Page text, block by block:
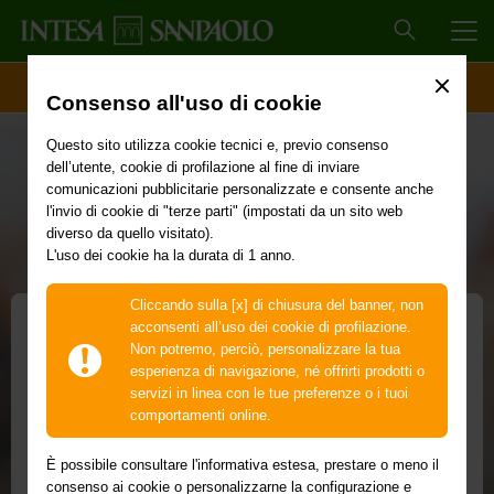
Consenso all'uso di cookie
Questo sito utilizza cookie tecnici e, previo consenso
dell’utente, cookie di profilazione al fine di inviare
comunicazioni pubblicitarie personalizzate e consente anche
l'invio di cookie di "terze parti" (impostati da un sito web
diverso da quello visitato).
L'uso dei cookie ha la durata di 1 anno.
Cliccando sulla [x] di chiusura del banner, non
acconsenti all’uso dei cookie di profilazione.
Non potremo, perciò, personalizzare la tua
esperienza di navigazione, né offrirti prodotti o
servizi in linea con le tue preferenze o i tuoi
comportamenti online.
È possibile consultare l'informativa estesa, prestare o meno il
consenso ai cookie o personalizzarne la configurazione e
POS Mobile
Lo colleghi al tuo smartphone ed è sempre
Con POS Mobile accetti pagamenti ovunque ti trovi, anche